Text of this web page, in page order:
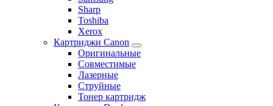
Sharp
Toshiba
Xerox
Картриджи Canon
Оригинальные
Совместимые
Лазерные
Струйные
Тонер картридж